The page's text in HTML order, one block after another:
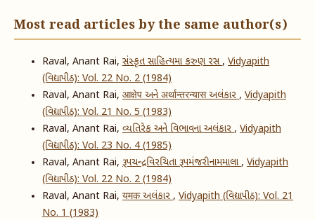
Most read articles by the same author(s)
Raval, Anant Rai, સંસ્કૃત સાહિત્યમા કરુણ રસ, Vidyapith
(વિદ્યાપીઠ): Vol. 22 No. 2 (1984)
Raval, Anant Rai, आक्षेप અને अर्थान्तरन्यास અલંકાર , Vidyapith
(વિદ્યાપીઠ): Vol. 21 No. 5 (1983)
Raval, Anant Rai, વ્યતિરેક અને વિભાવના અલંકાર , Vidyapith
(વિદ્યાપીઠ): Vol. 23 No. 4 (1985)
Raval, Anant Rai, રૂપચન્દ્રવિરચિતા રૂપમંજરી નામમાલા, Vidyapith
(વિદ્યાપીઠ): Vol. 22 No. 2 (1984)
Raval, Anant Rai, यमक અલંકાર , Vidyapith (વિદ્યાપીઠ): Vol. 21
No. 1 (1983)